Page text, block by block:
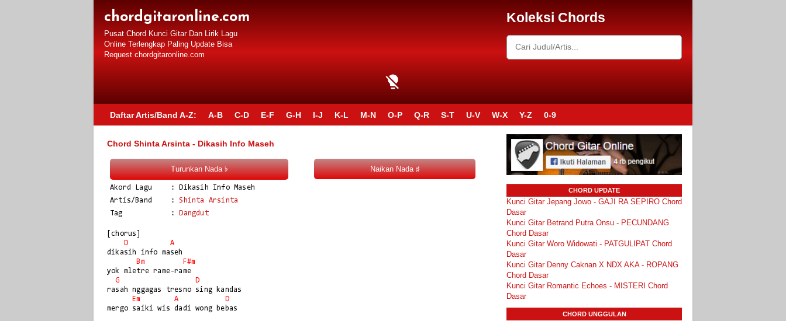
chordgitaronline.com
Pusat Chord Kunci Gitar Dan Lirik Lagu
Online Terlengkap Paling Update Bisa
Request chordgitaronline.com
Koleksi Chords
Daftar Artis/Band A-Z: A-B C-D E-F G-H I-J K-L M-N O-P Q-R S-T U-V W-X Y-Z 0-9
Chord Shinta Arsinta - Dikasih Info Maseh
Akord Lagu
: Dikasih Info Maseh
Artis/Band
: Shinta Arsinta
Tag
: Dangdut
[chorus]
D
A
dikasih info maseh
Bm
F#m
yok mletre rame-rame
G
D
rasah nggagas tresno sing kandas
Em
A
D
mergo saiki wis dadi wong bebas
CHORD UPDATE
Kunci Gitar Jepang Jowo - GAJI RA SEPIRO Chord
Dasar
Kunci Gitar Betrand Putra Onsu - PECUNDANG
Chord Dasar
Kunci Gitar Woro Widowati - PATGULIPAT Chord
Dasar
Kunci Gitar Denny Caknan X NDX AKA - ROPANG
Chord Dasar
Kunci Gitar Romantic Echoes - MISTERI Chord
Dasar
CHORD UNGGULAN